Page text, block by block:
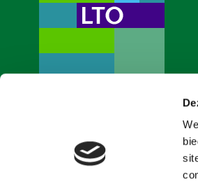
werkgeversorganisatie met
voor een sector met
Land- en Tuinbouw Organisatie
Nederland (LTO).